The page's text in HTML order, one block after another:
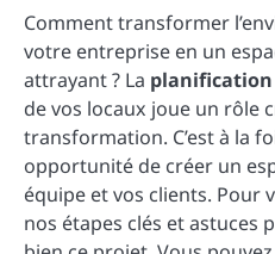
Comment transformer
votre entreprise en un
attrayant ? La planification
de vos locaux joue un rôle
transformation. C’est à la
opportunité de créer un
équipe et vos clients. Pour
nos étapes clés et astuces